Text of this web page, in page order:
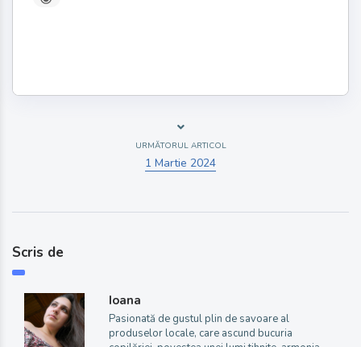
URMĂTORUL ARTICOL
1 Martie 2024
Scris de
Ioana
Pasionată de gustul plin de savoare al
produselor locale, care ascund bucuria